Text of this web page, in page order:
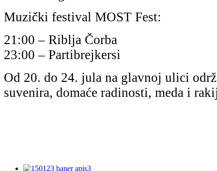
Muzički festival MOST Fest:
21:00 – Riblja Čorba
23:00 – Partibrejkersi
Od 20. do 24. jula na glavnoj ulici
suvenira, domaće radinosti, meda i